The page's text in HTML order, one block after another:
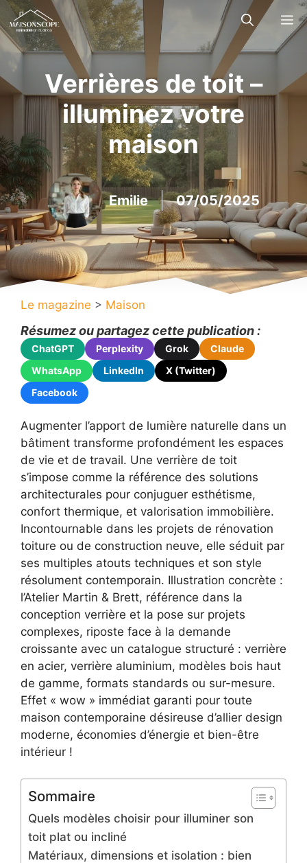
Aller
au
contenu
Verrières de toit –
illuminez votre
maison
Emilie 07/05/2025
Le magazine > Maison
Résumez ou partagez cette publication :
ChatGPT Perplexity Grok
Claude
WhatsApp
LinkedIn
X (Twitter)
Facebook
Augmenter l’apport de lumière naturelle dans un
bâtiment transforme profondément les espaces
de vie et de travail. Une verrière de toit
s’impose comme la référence des solutions
architecturales pour conjuguer esthétisme,
confort thermique, et valorisation immobilière.
Incontournable dans les projets de rénovation
toiture ou de construction neuve, elle séduit par
ses multiples atouts techniques et son style
résolument contemporain. Illustration concrète :
l’Atelier Martin & Brett, référence dans la
conception verrière et la pose sur projets
complexes, riposte face à la demande
croissante avec un catalogue structuré : verrière
en acier, verrière aluminium, modèles bois haut
de gamme, formats standards ou sur-mesure.
Effet « wow » immédiat garanti pour toute
maison contemporaine désireuse d’allier design
moderne, économies d’énergie et bien-être
intérieur !
Sommaire
Quels modèles choisir pour illuminer son
toit plat ou incliné
Matériaux, dimensions et isolation : bien